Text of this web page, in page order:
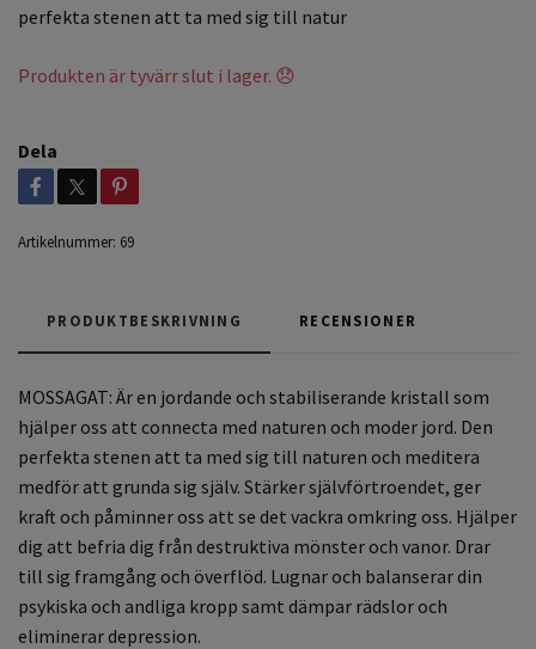
perfekta stenen att ta med sig till natur
Produkten är tyvärr slut i lager. 😞
Dela
Artikelnummer: 69
PRODUKTBESKRIVNING RECENSIONER
MOSSAGAT: Är en jordande och stabiliserande kristall som
hjälper oss att connecta med naturen och moder jord. Den
perfekta stenen att ta med sig till naturen och meditera
medför att grunda sig själv. Stärker självförtroendet, ger
kraft och påminner oss att se det vackra omkring oss. Hjälper
dig att befria dig från destruktiva mönster och vanor. Drar
till sig framgång och överflöd. Lugnar och balanserar din
psykiska och andliga kropp samt dämpar rädslor och
eliminerar depression.